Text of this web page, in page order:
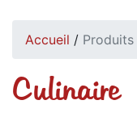
Accueil / Produits
Culinaire